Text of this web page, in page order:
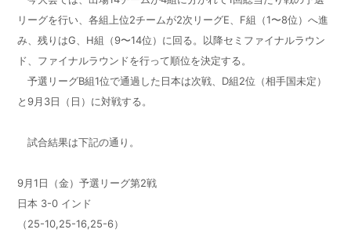
リーグを行い、各組上位2チームが2次リーグE、F組（1〜8位）へ進
み、残りはG、H組（9〜14位）に回る。以降セミファイナルラウン
ド、ファイナルラウンドを行って順位を決定する。
予選リーグB組1位で通過した日本は次戦、D組2位（相手国未定）
と9月3日（日）に対戦する。
試合結果は下記の通り。
9月1日（金）予選リーグ第2戦
日本 3-0 インド
（25-10,25-16,25-6）